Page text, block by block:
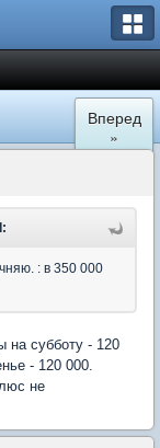
Вперед
»
: в 350 000
на субботу - 120
- 120 000.
не